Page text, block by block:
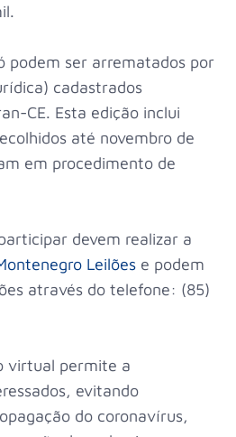
podem ser arrematados por
cadastrados
CE. Esta edição inclui
até novembro de
em procedimento de
devem realizar a
Leilões e podem
através do telefone: (85)
virtual permite a
evitando
do coronavírus,